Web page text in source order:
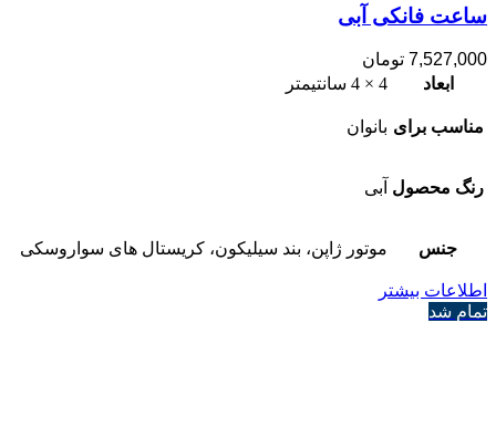
ساعت فانکی آبی
7,527,000 تومان
ابعاد
4 × 4 سانتیمتر
مناسب برای بانوان
رنگ محصول آبی
جنس موتور ژاپن، بند سیلیکون، کریستال های سواروسکی
اطلاعات بیشتر
تمام شد